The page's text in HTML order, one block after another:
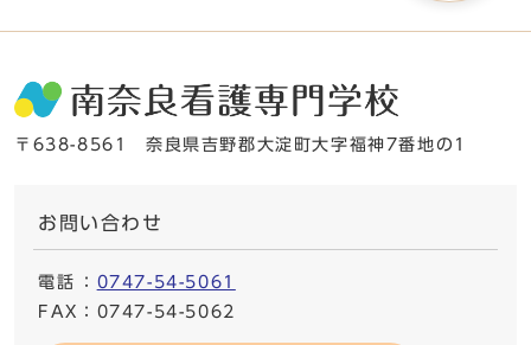
〒638-8561 奈良県吉野郡大淀町大字福神7番地の1
お問い合わせ
電話 ： 0747-54-5061
FAX ：0747-54-5062